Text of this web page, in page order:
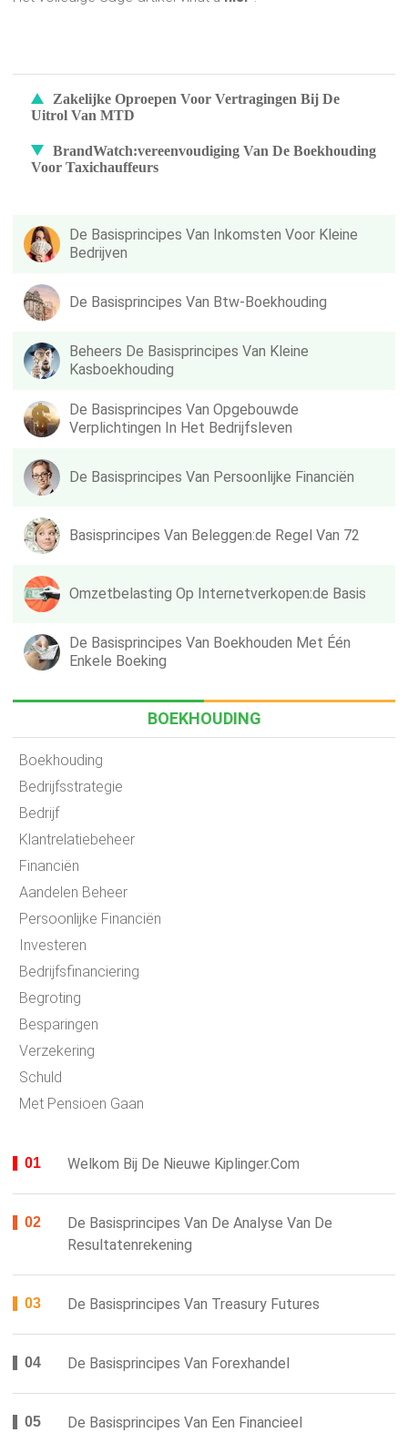
Zakelijke Oproepen Voor Vertragingen Bij De
Uitrol Van MTD
BrandWatch:vereenvoudiging Van De Boekhouding
Voor Taxichauffeurs
De Basisprincipes Van Inkomsten Voor Kleine
Bedrijven
De Basisprincipes Van Btw-Boekhouding
Beheers De Basisprincipes Van Kleine
Kasboekhouding
De Basisprincipes Van Opgebouwde
Verplichtingen In Het Bedrijfsleven
De Basisprincipes Van Persoonlijke Financiën
Basisprincipes Van Beleggen:de Regel Van 72
Omzetbelasting Op Internetverkopen:de Basis
De Basisprincipes Van Boekhouden Met Één
Enkele Boeking
BOEKHOUDING
Boekhouding
Bedrijfsstrategie
Bedrijf
Klantrelatiebeheer
Financiën
Aandelen Beheer
Persoonlijke Financiën
Investeren
Bedrijfsfinanciering
Begroting
Besparingen
Verzekering
Schuld
Met Pensioen Gaan
Welkom Bij De Nieuwe Kiplinger.com
De Basisprincipes Van De Analyse Van De
Resultatenrekening
De Basisprincipes Van Treasury Futures
De Basisprincipes Van Forexhandel
De Basisprincipes Van Een Financieel